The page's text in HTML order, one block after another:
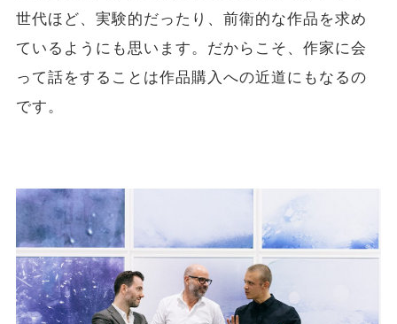
世代ほど、実験的だったり、前衛的な作品を求め
ているようにも思います。だからこそ、作家に会
って話をすることは作品購入への近道にもなるの
です。